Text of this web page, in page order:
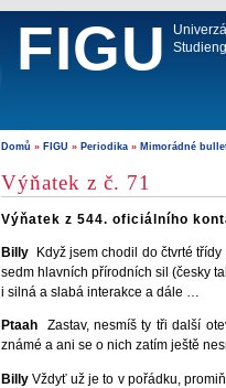
FIGU
Domů » FIGU » Periodika » Mimorádné
Výňatek z č. 71
Výňatek z 544. oficiálního
Billy Když jsem chodil do čtvrté
sedm hlavních přírodních sil (česky
i silná a slabá interakce a dále …
Ptaah Zastav, nesmíš ty tři další
známé a ani se o nich zatím ještě
Billy Vždyť už je to v pořádku,